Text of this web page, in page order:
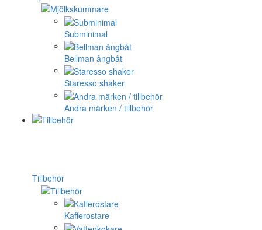
Subminimal
Bellman ångbåt
Staresso shaker
Andra märken / tillbehör
Tillbehör
Kafferostare